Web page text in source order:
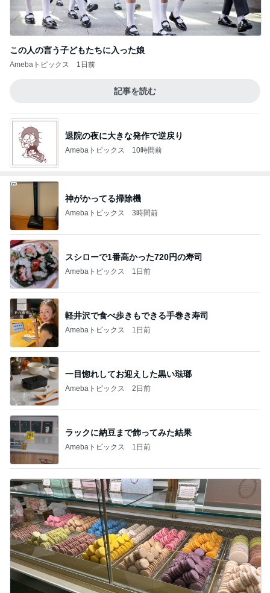
この人の言う子どもたちに入った娘
Amebaトピックス 1日前
記事を読む
退院の夜に大きな発作で逆戻り
Amebaトピックス 10時間前
神がかってる掃除機
Amebaトピックス 3時間前
スシローで1番高かった720円の寿司
Amebaトピックス 1日前
軽井沢で食べ歩きもできる手巻き寿司
Amebaトピックス 1日前
一目惚れしてお迎えした黒い琺瑯
Amebaトピックス 2日前
ラックに納豆まで飾ってみた結果
Amebaトピックス 1日前